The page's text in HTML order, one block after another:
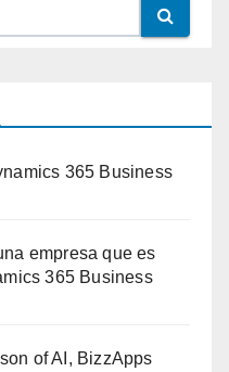
365 Business
empresa que es
365 Business
of AI, BizzApps